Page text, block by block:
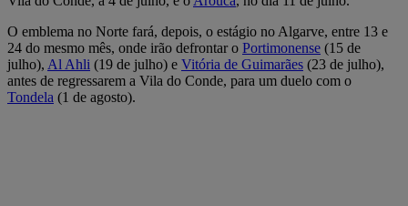
O emblema no Norte fará, depois, o estágio no Algarve, entre 13 e
24 do mesmo mês, onde irão defrontar o Portimonense (15 de
julho), Al Ahli (19 de julho) e Vitória de Guimarães (23 de julho),
antes de regressarem a Vila do Conde, para um duelo com o
Tondela (1 de agosto).